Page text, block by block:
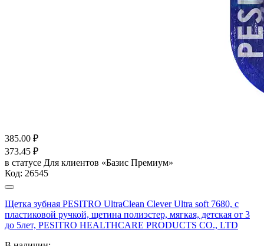
385.00 ₽
373.45 ₽
в статусе Для клиентов «Базис Премиум»
Код: 26545
Щетка зубная PESITRO UltraClean Clever Ultra soft 7680, с
пластиковой ручкой, щетина полиэстер, мягкая, детская от 3
до 5лет, PESITRO HEALTHCARE PRODUCTS CO., LTD